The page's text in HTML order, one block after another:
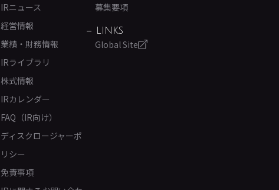
IRニュース
経営情報
業績・財務情報
IRライブラリ
株式情報
IRカレンダー
FAQ（IR向け）
ディスクロージャーポ
リシー
免責事項
募集要項
LINKS
Global Site